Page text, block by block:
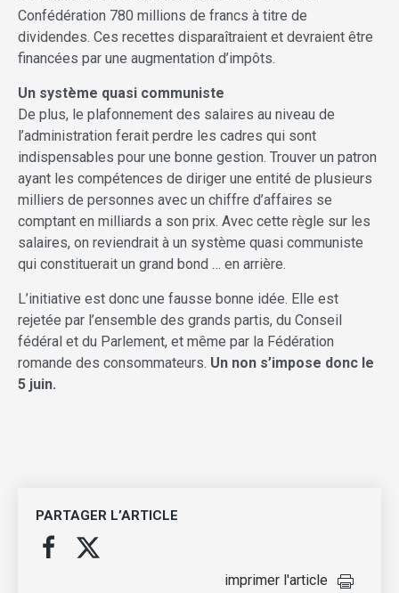
Confédération 780 millions de francs à titre de
dividendes. Ces recettes disparaîtraient et devraient être
financées par une augmentation d’impôts.
Un système quasi communiste
De plus, le plafonnement des salaires au niveau de
l’administration ferait perdre les cadres qui sont
indispensables pour une bonne gestion. Trouver un patron
ayant les compétences de diriger une entité de plusieurs
milliers de personnes avec un chiffre d’affaires se
comptant en milliards a son prix. Avec cette règle sur les
salaires, on reviendrait à un système quasi communiste
qui constituerait un grand bond … en arrière.
L’initiative est donc une fausse bonne idée. Elle est
rejetée par l’ensemble des grands partis, du Conseil
fédéral et du Parlement, et même par la Fédération
romande des consommateurs. Un non s’impose donc le
5 juin.
PARTAGER L’ARTICLE
imprimer l'article